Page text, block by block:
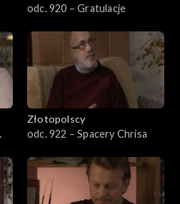
odc. 920 – Gratulacje
Złotopolscy
odc. 922 – Spacery Chrisa